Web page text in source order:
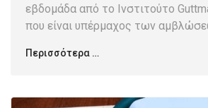
εβδομάδα από το Ινστιτούτο
που είναι υπέρμαχος των
Περισσότερα …